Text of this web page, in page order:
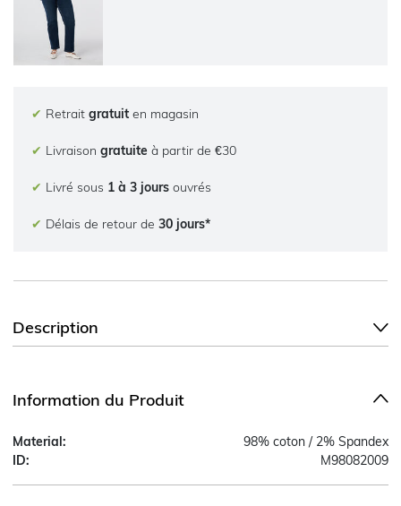
✔ Retrait gratuit en magasin
✔ Livraison gratuite à partir de €30
✔ Livré sous 1 à 3 jours ouvrés
✔ Délais de retour de 30 jours*
Description
Information du Produit
Material:
98% coton / 2% Spandex
ID:
M98082009